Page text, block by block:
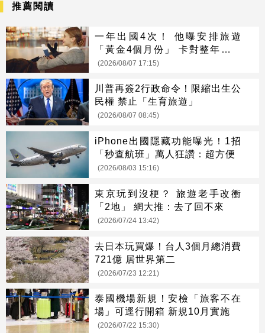
推薦閱讀
一年出國4次！ 他曝安排旅遊
「黃金4個月份」 卡對整年活在
期待中
(2026/08/07 17:15)
川普再簽2行政命令！限縮出生公
民權 禁止「生育旅遊」
(2026/08/07 08:45)
iPhone出國隱藏功能曝光！1招
「秒查航班」萬人狂讚：超方便
(2026/08/03 15:16)
東京玩到沒梗？ 旅遊老手改衝
「2地」 網大推：去了回不來
(2026/07/24 13:42)
去日本玩買爆！台人3個月總消費
721億 居世界第二
(2026/07/23 12:21)
泰國機場新規！安檢「旅客不在
場」可逕行開箱 新規10月實施
(2026/07/22 15:30)